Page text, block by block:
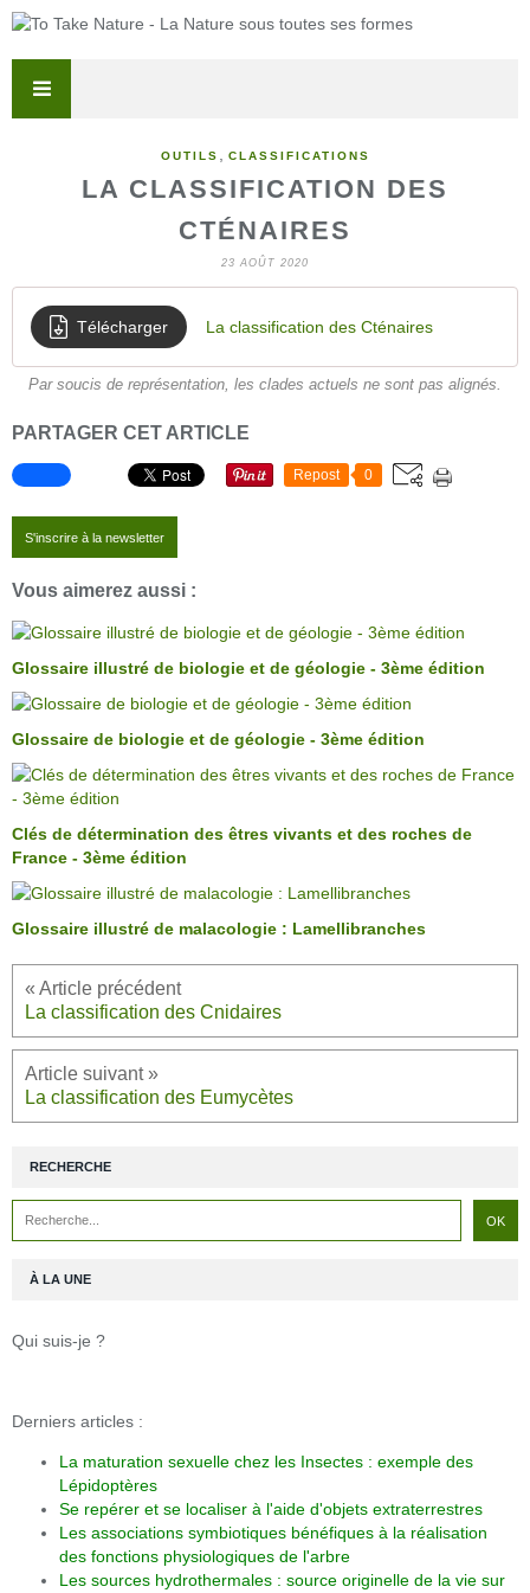
OUTILS CLASSIFICATIONS
LA CLASSIFICATION DES
CTÉNAIRES
23 AOÛT 2020
Télécharger La classification des Cténaires
Par soucis de représentation, les clades actuels ne sont pas alignés.
PARTAGER CET ARTICLE
Repost 0
S'inscrire à la newsletter
Vous aimerez aussi :
Glossaire illustré de biologie et de géologie - 3ème édition
Glossaire de biologie et de géologie - 3ème édition
Clés de détermination des êtres vivants et des roches de
France - 3ème édition
Glossaire illustré de malacologie : Lamellibranches
La classification des Cnidaires
La classification des Eumycètes
RECHERCHE
À LA UNE
Qui suis-je ?
Derniers articles :
La maturation sexuelle chez les Insectes : exemple des
Lépidoptères
Se repérer et se localiser à l'aide d'objets extraterrestres
Les associations symbiotiques bénéfiques à la réalisation
des fonctions physiologiques de l'arbre
Les sources hydrothermales : source originelle de la vie sur